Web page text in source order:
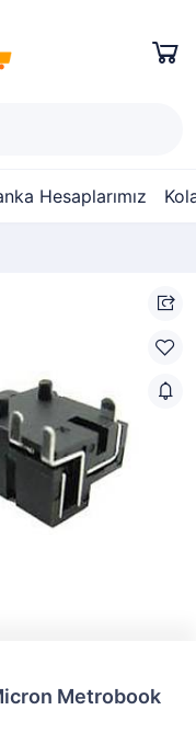
Hesaplarımız
Metrobook